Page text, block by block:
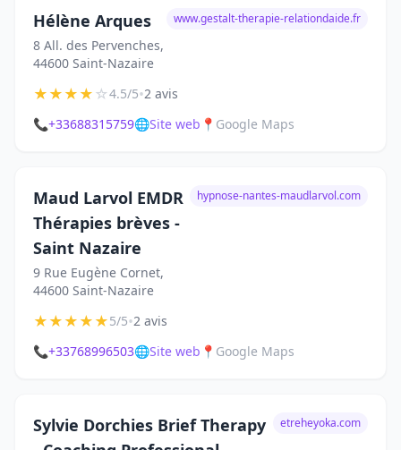
Hélène Arques
8 All. des Pervenches,
44600 Saint-Nazaire
www.gestalt-therapie-relationdaide.fr
★★★★☆4.5/5•2 avis
📞+33688315759🌐Site web 📍 Google Maps
Maud Larvol EMDR
Thérapies brèves -
Saint Nazaire
9 Rue Eugène Cornet,
44600 Saint-Nazaire
hypnose-nantes-maudlarvol.com
★★★★★5/5•2 avis
📞+33768996503🌐Site web 📍 Google Maps
Sylvie Dorchies Brief Therapy
etreheyoka.com